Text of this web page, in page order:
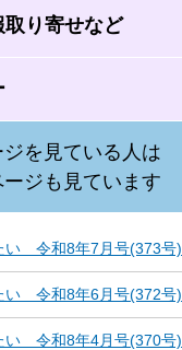
取り寄せなど
ジを見ている人は
ージも見ています
い 令和8年7月号(373号)
い 令和8年6月号(372号)
い 令和8年4月号(370号)